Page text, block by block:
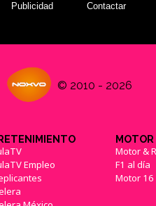
Publicidad Contactar
© 2010 - 2026
Empleo
MOTOR
Motor &
F1 al día
Motor 16